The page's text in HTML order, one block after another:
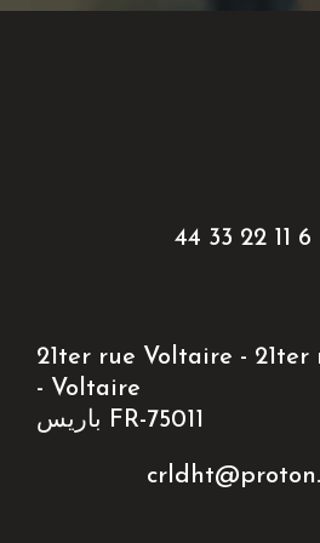
21ter rue Voltaire - 21ter
Voltaire -
FR-75011 باريس